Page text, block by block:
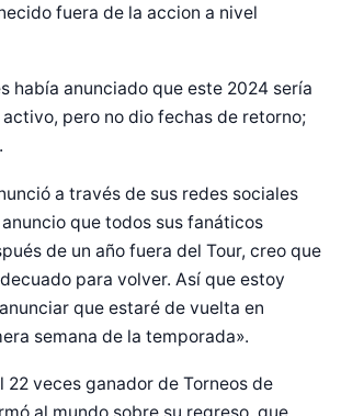
fuera de la accion a nivel
había anunciado que este 2024 sería
pero no dio fechas de retorno;
a través de sus redes sociales
que todos sus fanáticos
de un año fuera del Tour, creo que
para volver. Así que estoy
que estaré de vuelta en
semana de la temporada».
22 veces ganador de Torneos de